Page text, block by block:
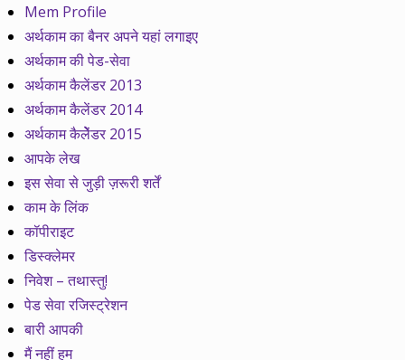
Mem Profile
अर्थकाम का बैनर अपने यहां लगाइए
अर्थकाम की पेड-सेवा
अर्थकाम कैलेंडर 2013
अर्थकाम कैलेंडर 2014
अर्थकाम कैलेेंडर 2015
आपके लेख
इस सेवा से जुड़ी ज़रूरी शर्तें
काम के लिंक
कॉपीराइट
डिस्क्लेमर
निवेश – तथास्तु!
पेड सेवा रजिस्ट्रेशन
बारी आपकी
मैं नहीं हम